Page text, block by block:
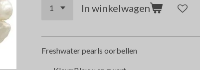
In winkelwagen
Freshwater pearls oorbellen